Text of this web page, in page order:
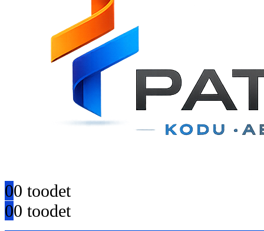
00 toodet
00 toodet